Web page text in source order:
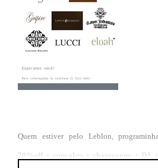
Quem estiver pelo Leblon,
70%off + cupcakes + champagne + DJ